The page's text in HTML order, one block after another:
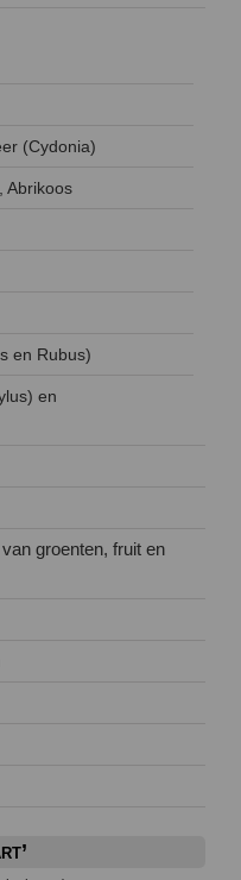
(Cydonia)
Abrikoos
en Rubus)
en
groenten, fruit en